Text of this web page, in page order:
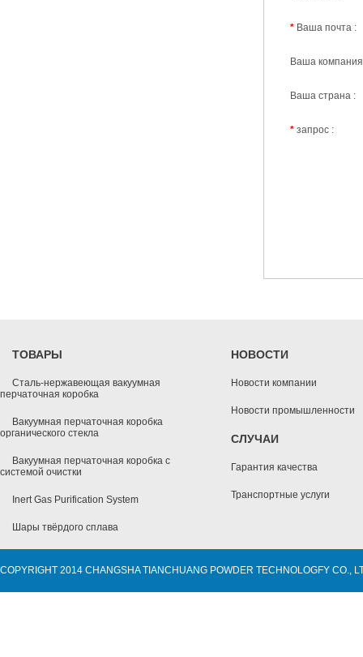
* Ваша почта :
Ваша
Ваша страна :
* запрос :
ТОВАРЫ
Сталь-нержавеющая вакуумная
перчаточная коробка
Вакуумная перчаточная коробка
органического стекла
Вакуумная перчаточная коробка с
системой очистки
Inert Gas Purification System
Шары твёрдого сплава
НОВОСТИ
Новости компании
Новости промышленности
СЛУЧАИ
Гарантия качества
Транспортные услуги
COPYRIGHT 2014 CHANGSHA TIANCHUANG POWDER TECHNOLOGFY CO.,